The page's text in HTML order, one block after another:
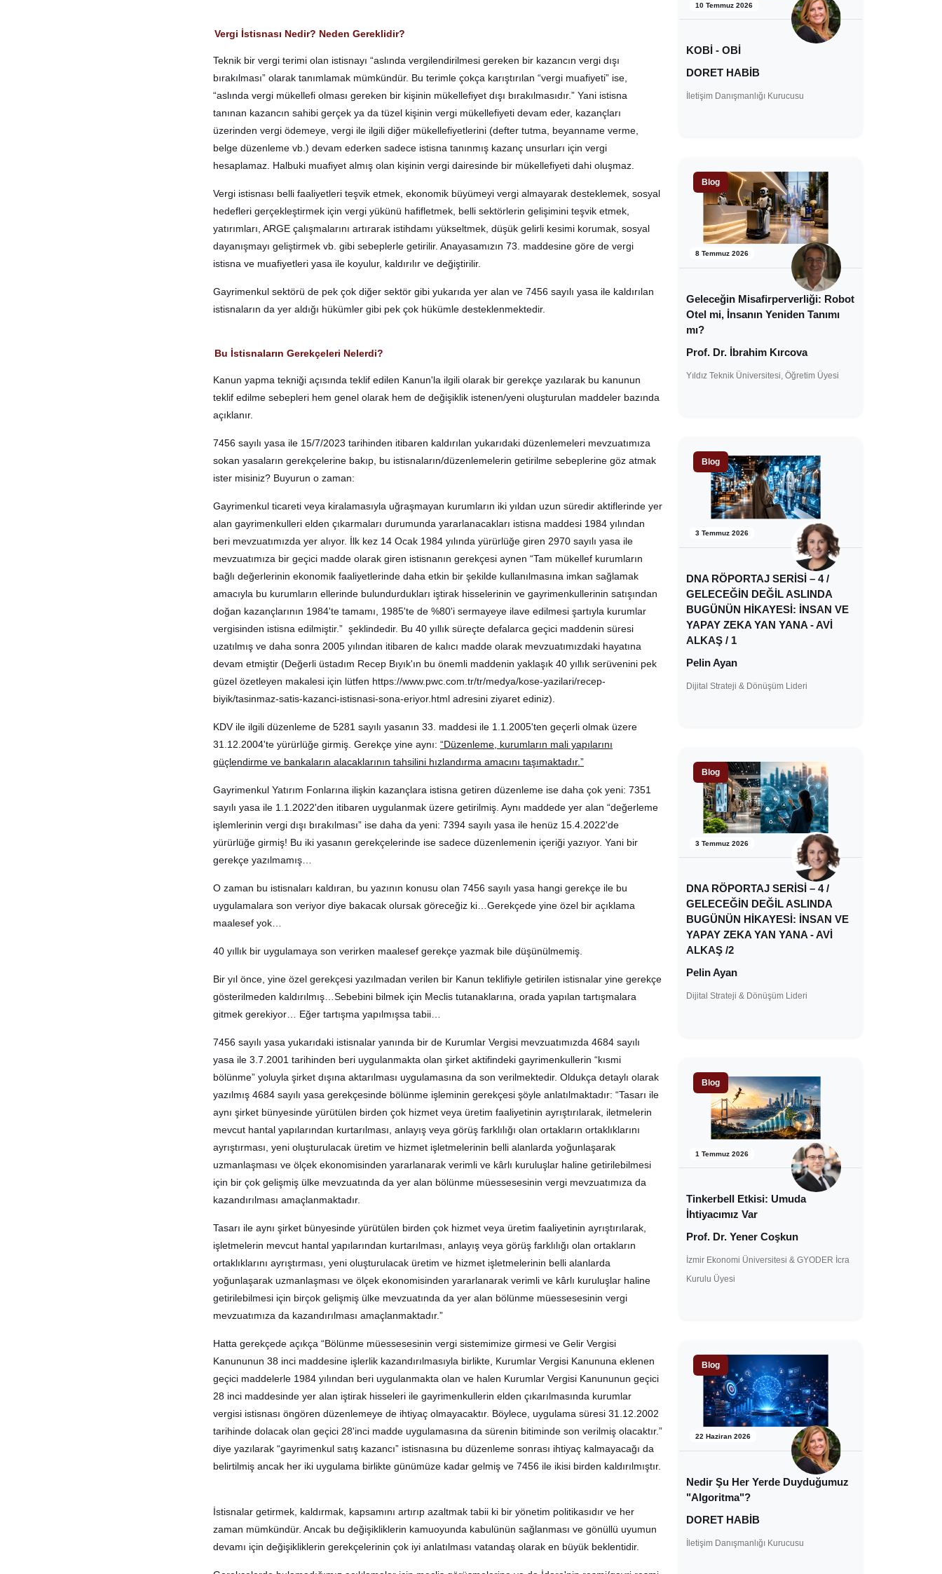
Vergi İstisnası Nedir? Neden Gereklidir?
Teknik bir vergi terimi olan istisnayı “aslında vergilendirilmesi gereken bir kazancın vergi dışı
bırakılması” olarak tanımlamak mümkündür. Bu terimle çokça karıştırılan “vergi muafiyeti” ise,
“aslında vergi mükellefi olması gereken bir kişinin mükellefiyet dışı bırakılmasıdır.” Yani istisna
tanınan kazancın sahibi gerçek ya da tüzel kişinin vergi mükellefiyeti devam eder, kazançları
üzerinden vergi ödemeye, vergi ile ilgili diğer mükellefiyetlerini (defter tutma, beyanname verme,
belge düzenleme vb.) devam ederken sadece istisna tanınmış kazanç unsurları için vergi
hesaplamaz. Halbuki muafiyet almış olan kişinin vergi dairesinde bir mükellefiyeti dahi oluşmaz.
Vergi istisnası belli faaliyetleri teşvik etmek, ekonomik büyümeyi vergi almayarak desteklemek, sosyal
hedefleri gerçekleştirmek için vergi yükünü hafifletmek, belli sektörlerin gelişimini teşvik etmek,
yatırımları, ARGE çalışmalarını artırarak istihdamı yükseltmek, düşük gelirli kesimi korumak, sosyal
dayanışmayı geliştirmek vb. gibi sebeplerle getirilir. Anayasamızın 73. maddesine göre de vergi
istisna ve muafiyetleri yasa ile koyulur, kaldırılır ve değiştirilir.
Gayrimenkul sektörü de pek çok diğer sektör gibi yukarıda yer alan ve 7456 sayılı yasa ile kaldırılan
istisnaların da yer aldığı hükümler gibi pek çok hükümle desteklenmektedir.
Bu İstisnaların Gerekçeleri Nelerdi?
Kanun yapma tekniği açısında teklif edilen Kanun'la ilgili olarak bir gerekçe yazılarak bu kanunun
teklif edilme sebepleri hem genel olarak hem de değişiklik istenen/yeni oluşturulan maddeler bazında
açıklanır.
7456 sayılı yasa ile 15/7/2023 tarihinden itibaren kaldırılan yukarıdaki düzenlemeleri mevzuatımıza
sokan yasaların gerekçelerine bakıp, bu istisnaların/düzenlemelerin getirilme sebeplerine göz atmak
ister misiniz? Buyurun o zaman:
Gayrimenkul ticareti veya kiralamasıyla uğraşmayan kurumların iki yıldan uzun süredir aktiflerinde yer
alan gayrimenkulleri elden çıkarmaları durumunda yararlanacakları istisna maddesi 1984 yılından
beri mevzuatımızda yer alıyor. İlk kez 14 Ocak 1984 yılında yürürlüğe giren 2970 sayılı yasa ile
mevzuatımıza bir geçici madde olarak giren istisnanın gerekçesi aynen “Tam mükellef kurumların
bağlı değerlerinin ekonomik faaliyetlerinde daha etkin bir şekilde kullanılmasına imkan sağlamak
amacıyla bu kurumların ellerinde bulundurdukları iştirak hisselerinin ve gayrimenkullerinin satışından
doğan kazançlarının 1984'te tamamı, 1985'te de %80'i sermayeye ilave edilmesi şartıyla kurumlar
vergisinden istisna edilmiştir.” şeklindedir. Bu 40 yıllık süreçte defalarca geçici maddenin süresi
uzatılmış ve daha sonra 2005 yılından itibaren de kalıcı madde olarak mevzuatımızdaki hayatına
devam etmiştir (Değerli üstadım Recep Bıyık'ın bu önemli maddenin yaklaşık 40 yıllık serüvenini pek
güzel özetleyen makalesi için lütfen https://www.pwc.com.tr/tr/medya/kose-yazilari/recep-
biyik/tasinmaz-satis-kazanci-istisnasi-sona-eriyor.html adresini ziyaret ediniz).
KDV ile ilgili düzenleme de 5281 sayılı yasanın 33. maddesi ile 1.1.2005'ten geçerli olmak üzere
31.12.2004'te yürürlüğe girmiş. Gerekçe yine aynı: “Düzenleme, kurumların mali yapılarını
güçlendirme ve bankaların alacaklarının tahsilini hızlandırma amacını taşımaktadır.”
Gayrimenkul Yatırım Fonlarına ilişkin kazançlara istisna getiren düzenleme ise daha çok yeni: 7351
sayılı yasa ile 1.1.2022'den itibaren uygulanmak üzere getirilmiş. Aynı maddede yer alan “değerleme
işlemlerinin vergi dışı bırakılması” ise daha da yeni: 7394 sayılı yasa ile henüz 15.4.2022'de
yürürlüğe girmiş! Bu iki yasanın gerekçelerinde ise sadece düzenlemenin içeriği yazıyor. Yani bir
gerekçe yazılmamış…
O zaman bu istisnaları kaldıran, bu yazının konusu olan 7456 sayılı yasa hangi gerekçe ile bu
uygulamalara son veriyor diye bakacak olursak göreceğiz ki…Gerekçede yine özel bir açıklama
maalesef yok…
40 yıllık bir uygulamaya son verirken maalesef gerekçe yazmak bile düşünülmemiş.
Bir yıl önce, yine özel gerekçesi yazılmadan verilen bir Kanun teklifiyle getirilen istisnalar yine gerekçe
gösterilmeden kaldırılmış…Sebebini bilmek için Meclis tutanaklarına, orada yapılan tartışmalara
gitmek gerekiyor… Eğer tartışma yapılmışsa tabii…
7456 sayılı yasa yukarıdaki istisnalar yanında bir de Kurumlar Vergisi mevzuatımızda 4684 sayılı
yasa ile 3.7.2001 tarihinden beri uygulanmakta olan şirket aktifindeki gayrimenkullerin “kısmi
bölünme” yoluyla şirket dışına aktarılması uygulamasına da son verilmektedir. Oldukça detaylı olarak
yazılmış 4684 sayılı yasa gerekçesinde bölünme işleminin gerekçesi şöyle anlatılmaktadır: “Tasarı ile
aynı şirket bünyesinde yürütülen birden çok hizmet veya üretim faaliyetinin ayrıştırılarak, iletmelerin
mevcut hantal yapılarından kurtarılması, anlayış veya görüş farklılığı olan ortakların ortaklıklarını
ayrıştırması, yeni oluşturulacak üretim ve hizmet işletmelerinin belli alanlarda yoğunlaşarak
uzmanlaşması ve ölçek ekonomisinden yararlanarak verimli ve kârlı kuruluşlar haline getirilebilmesi
için bir çok gelişmiş ülke mevzuatında da yer alan bölünme müessesesinin vergi mevzuatımıza da
kazandırılması amaçlanmaktadır.
Tasarı ile aynı şirket bünyesinde yürütülen birden çok hizmet veya üretim faaliyetinin ayrıştırılarak,
işletmelerin mevcut hantal yapılarından kurtarılması, anlayış veya görüş farklılığı olan ortakların
ortaklıklarını ayrıştırması, yeni oluşturulacak üretim ve hizmet işletmelerinin belli alanlarda
yoğunlaşarak uzmanlaşması ve ölçek ekonomisinden yararlanarak verimli ve kârlı kuruluşlar haline
getirilebilmesi için birçok gelişmiş ülke mevzuatında da yer alan bölünme müessesesinin vergi
mevzuatımıza da kazandırılması amaçlanmaktadır.”
Hatta gerekçede açıkça “Bölünme müessesesinin vergi sistemimize girmesi ve Gelir Vergisi
Kanununun 38 inci maddesine işlerlik kazandırılmasıyla birlikte, Kurumlar Vergisi Kanununa eklenen
geçici maddelerle 1984 yılından beri uygulanmakta olan ve halen Kurumlar Vergisi Kanununun geçici
28 inci maddesinde yer alan iştirak hisseleri ile gayrimenkullerin elden çıkarılmasında kurumlar
vergisi istisnası öngören düzenlemeye de ihtiyaç olmayacaktır. Böylece, uygulama süresi 31.12.2002
tarihinde dolacak olan geçici 28'inci madde uygulamasına da sürenin bitiminde son verilmiş olacaktır.”
diye yazılarak “gayrimenkul satış kazancı” istisnasına bu düzenleme sonrası ihtiyaç kalmayacağı da
belirtilmiş ancak her iki uygulama birlikte günümüze kadar gelmiş ve 7456 ile ikisi birden kaldırılmıştır.
İstisnalar getirmek, kaldırmak, kapsamını artırıp azaltmak tabii ki bir yönetim politikasıdır ve her
zaman mümkündür. Ancak bu değişikliklerin kamuoyunda kabulünün sağlanması ve gönüllü uyumun
devamı için değişikliklerin gerekçelerinin çok iyi anlatılması vatandaş olarak en büyük beklentidir.
10 Temmuz 2026
KOBİ - OBİ
DORET HABİB
İletişim Danışmanlığı Kurucusu
Blog
8 Temmuz 2026
Geleceğin Misafirperverliği: Robot
Otel mi, İnsanın Yeniden Tanımı
mı?
Prof. Dr. İbrahim Kırcova
Yıldız Teknik Üniversitesi, Öğretim Üyesi
Blog
3 Temmuz 2026
DNA RÖPORTAJ SERİSİ – 4 /
GELECEĞİN DEĞİL ASLINDA
BUGÜNÜN HİKAYESİ: İNSAN VE
YAPAY ZEKA YAN YANA - AVİ
ALKAŞ / 1
Pelin Ayan
Dijital Strateji & Dönüşüm Lideri
Blog
3 Temmuz 2026
DNA RÖPORTAJ SERİSİ – 4 /
GELECEĞİN DEĞİL ASLINDA
BUGÜNÜN HİKAYESİ: İNSAN VE
YAPAY ZEKA YAN YANA - AVİ
ALKAŞ /2
Pelin Ayan
Dijital Strateji & Dönüşüm Lideri
Blog
1 Temmuz 2026
Tinkerbell Etkisi: Umuda
İhtiyacımız Var
Prof. Dr. Yener Coşkun
İzmir Ekonomi Üniversitesi & GYODER İcra
Kurulu Üyesi
Blog
22 Haziran 2026
Nedir Şu Her Yerde Duyduğumuz
"Algoritma"?
DORET HABİB
İletişim Danışmanlığı Kurucusu